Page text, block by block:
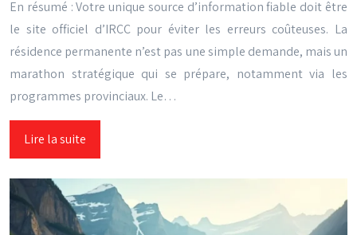
En résumé : Votre unique source d’information fiable doit être
le site officiel d’IRCC pour éviter les erreurs coûteuses. La
résidence permanente n’est pas une simple demande, mais un
marathon stratégique qui se prépare, notamment via les
programmes provinciaux. Le…
Lire la suite